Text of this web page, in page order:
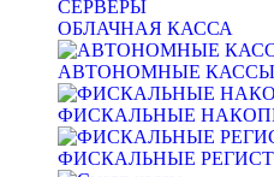
СЕРВЕРЫ
ОБЛАЧНАЯ КАССА
АВТОНОМНЫЕ КАССЫ
ФИСКАЛЬНЫЕ
ФИСКАЛЬНЫЕ